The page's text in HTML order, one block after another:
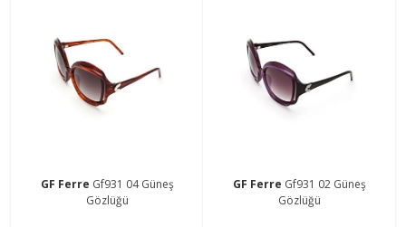
GF Ferre Gf931 04 Güneş
Gözlüğü
GF Ferre Gf931 02 Güneş
Gözlüğü